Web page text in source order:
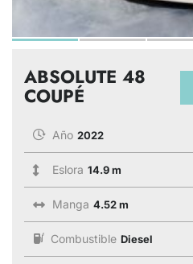
ABSOLUTE 48
COUPÉ
Año 2022
Eslora 14.9 m
Manga 4.52 m
Combustible Diesel